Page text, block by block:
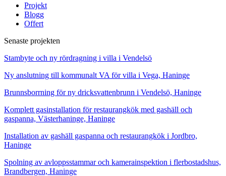
Projekt
Blogg
Offert
Senaste projekten
Stambyte och ny rördragning i villa i Vendelsö
Ny anslutning till kommunalt VA för villa i Vega, Haninge
Brunnsborrning för ny dricksvattenbrunn i Vendelsö, Haninge
Komplett gasinstallation för restaurangkök med gashäll och
gaspanna, Västerhaninge, Haninge
Installation av gashäll gaspanna och restaurangkök i Jordbro,
Haninge
Spolning av avloppsstammar och kamerainspektion i flerbostadshus,
Brandbergen, Haninge